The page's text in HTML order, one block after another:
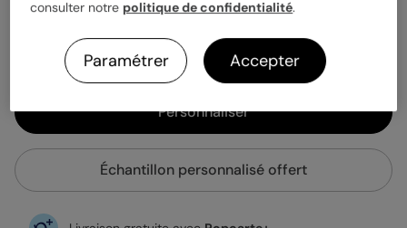
Enveloppe blanche offerte
Expédition rapide en 24h
Personnaliser
Échantillon personnalisé offert
consulter notre politique de confidentialité.
Paramétrer Accepter